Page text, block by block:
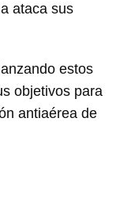
ataca sus
estos
objetivos para
antiaérea de